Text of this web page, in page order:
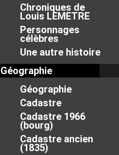
Chroniques de
Louis LEMETRE
Personnages
célèbres
Une autre histoire
Géographie
Géographie
Cadastre
Cadastre 1966
(bourg)
Cadastre ancien
(1835)